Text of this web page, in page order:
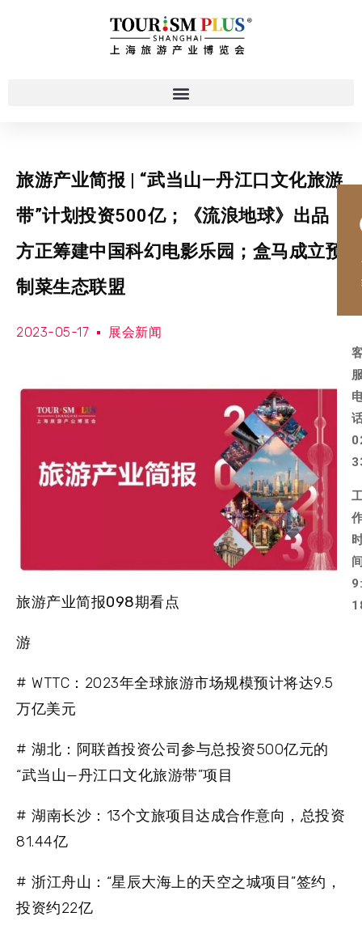
旅游产业简报 | “武当山—丹江口文化旅游
带”计划投资500亿；《流浪地球》出品
方正筹建中国科幻电影乐园；盒马成立预
制菜生态联盟
2023-05-17 展会新闻
旅游产业简报098期看点
游
# WTTC：2023年全球旅游市场规模预计将达9.5
万亿美元
# 湖北：阿联酋投资公司参与总投资500亿元的
“武当山—丹江口文化旅游带”项目
# 湖南长沙：13个文旅项目达成合作意向，总投资
81.44亿
# 浙江舟山：“星辰大海上的天空之城项目”签约，
投资约22亿